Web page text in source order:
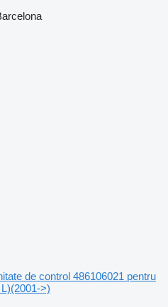
de control 486106021 pentru
>)